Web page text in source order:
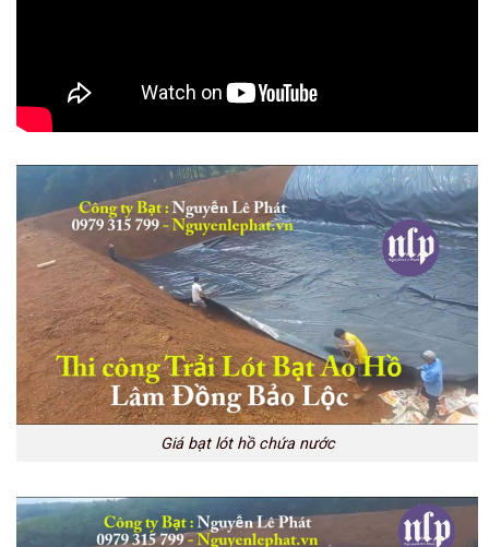
Giá bạt lót hồ chứa nước